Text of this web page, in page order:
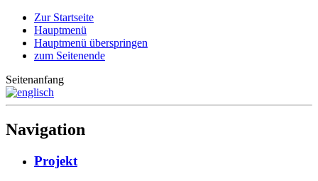
Zur Startseite
Hauptmenü
Hauptmenü überspringen
zum Seitenende
Seitenanfang
Navigation
Projekt